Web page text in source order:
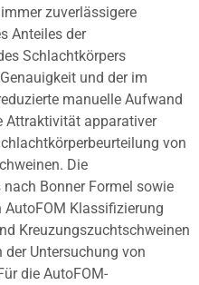
zuverlässigere
Anteiles der
Schlachtkörpers
und der im
manuelle Aufwand
Attraktivität apparativer
von
Die
Bonner Formel sowie
Klassifizierung
Kreuzungszuchtschweinen
Untersuchung von
die AutoFOM-